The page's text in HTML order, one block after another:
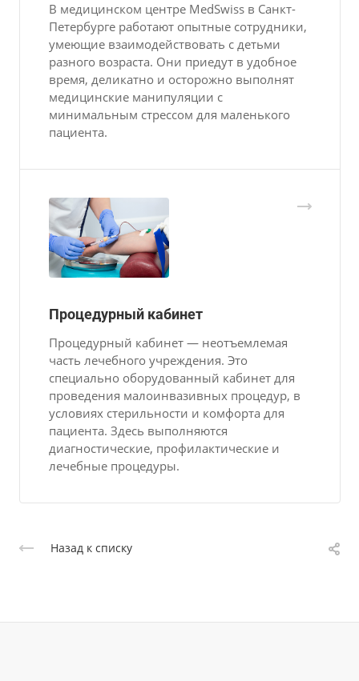
В медицинском центре MedSwiss в Санкт-
Петербурге работают опытные сотрудники,
умеющие взаимодействовать с детьми
разного возраста. Они приедут в удобное
время, деликатно и осторожно выполнят
медицинские манипуляции с
минимальным стрессом для маленького
пациента.
Процедурный кабинет
Процедурный кабинет — неотъемлемая
часть лечебного учреждения. Это
специально оборудованный кабинет для
проведения малоинвазивных процедур, в
условиях стерильности и комфорта для
пациента. Здесь выполняются
диагностические, профилактические и
лечебные процедуры.
Назад к списку